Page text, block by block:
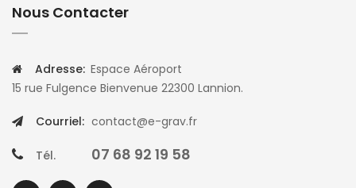
Nous Contacter
Adresse: Espace Aéroport
15 rue Fulgence Bienvenue 22300 Lannion.
Courriel: contact@e-grav.fr
Tél. 07 68 92 19 58